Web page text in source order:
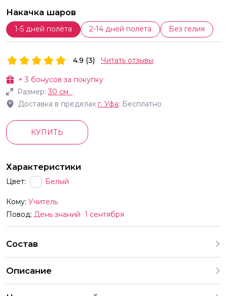
Накачка шаров
1-5 дней полёта 2-14 дней полёта Без гелия
+3 бонусов за покупку
Размер:30 см
Доставка в пределах г. Уфа: Бесплатно
4.9 (3) Читать отзывы
КУПИТЬ
Характеристики
Цвет: Белый
Кому: Учитель
Повод: День знаний 1 сентября
Состав
Описание